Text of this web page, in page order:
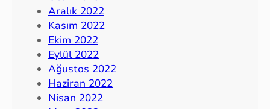
Aralık 2022
Kasım 2022
Ekim 2022
Eylül 2022
Ağustos 2022
Haziran 2022
Nisan 2022